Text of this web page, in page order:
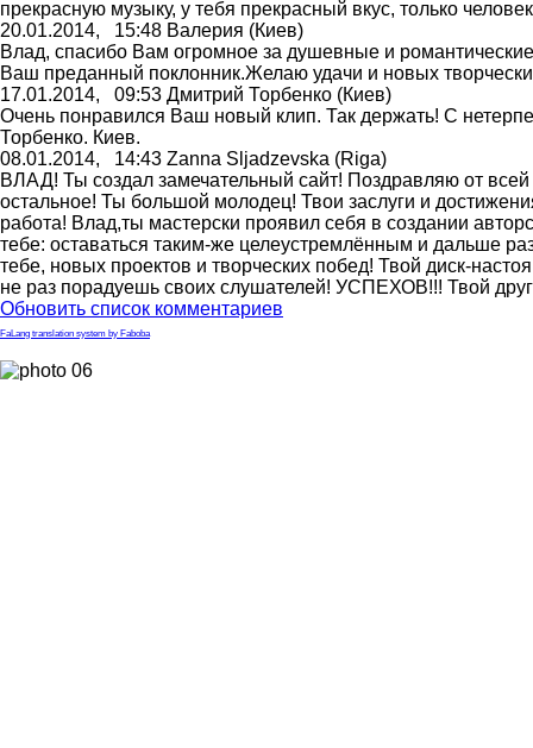
прекрасную музыку, у тебя прекрасный вкус, только
20.01.2014, 15:48 Валерия (Киев)
Влад, спасибо Вам огромное за душевные и
Ваш преданный поклонник.Желаю удачи и новых
17.01.2014, 09:53 Дмитрий Торбенко (Киев)
Очень понравился Ваш новый клип. Так держать! С
Торбенко. Киев.
08.01.2014, 14:43 Zanna Sljadzevska (Riga)
ВЛАД! Ты создал замечательный сайт! Поздравляю от
остальное! Ты большой молодец! Твои заслуги и
работа! Влад,ты мастерски проявил себя в создании
тебе: оставаться таким-же целеустремлённым и дальше
тебе, новых проектов и творческих побед! Твой диск-
не раз порадуешь своих слушателей! УСПЕХОВ!!! Твой
Обновить список комментариев
FaLang translation system by Faboba